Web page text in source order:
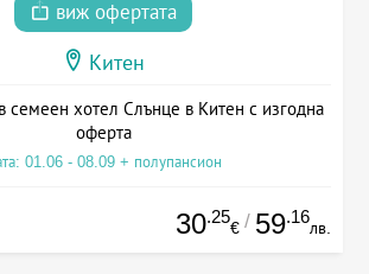
виж офертата
Китен
семеен хотел Слънце в Китен с изгодна
оферта
01.06 - 08.09 + полупансион
30.25
€ / 59.16
лв.